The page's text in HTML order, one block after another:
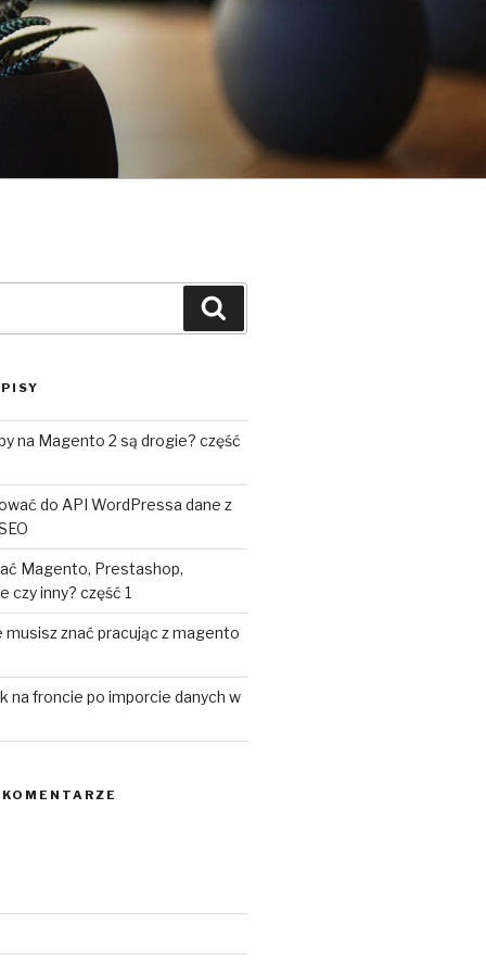
na Magento 2 są drogie? część
do API WordPressa dane z
Magento, Prestashop,
inny? część 1
musisz znać pracując z magento
na froncie po imporcie danych w